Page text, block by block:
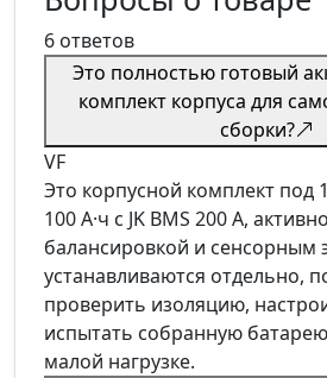
6 ответов
Это полностью готовый
комплект корпуса для
сборки?
VF
Это корпусной комплект под
100 А·ч с JK BMS 200 А,
балансировкой и сенсорным
устанавливаются отдельно,
проверить изоляцию,
испытать собранную
малой нагрузке.